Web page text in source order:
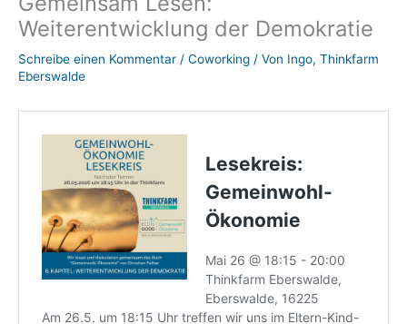
Weiterentwicklung der Demokratie
Schreibe einen Kommentar / Coworking / Von Ingo, Thinkfarm
Eberswalde